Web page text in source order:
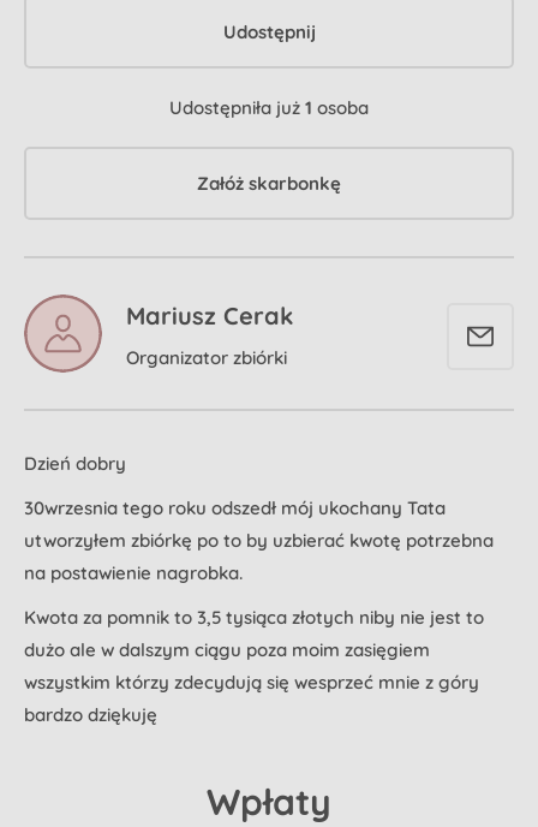
Udostępnij
Udostępniła już 1 osoba
Załóż skarbonkę
Mariusz Cerak
Organizator zbiórki
Dzień dobry
30wrzesnia tego roku odszedł mój ukochany Tata
utworzyłem zbiórkę po to by uzbierać kwotę potrzebna
na postawienie nagrobka.
Kwota za pomnik to 3,5 tysiąca złotych niby nie jest to
dużo ale w dalszym ciągu poza moim zasięgiem
wszystkim którzy zdecydują się wesprzeć mnie z góry
bardzo dziękuję
Wpłaty